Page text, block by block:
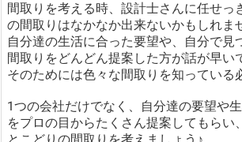
間取りを考える時、設計士さんに任せっ
の間取りはなかなか出来ないかもしれま
自分達の生活に合った要望や、自分で見
間取りをどんどん提案した方が話が早い
そのためには色々な間取りを知っている
1つの会社だけでなく、自分達の要望や
をプロの目からたくさん提案してもらい